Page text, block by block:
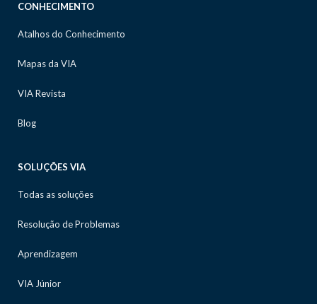
CONHECIMENTO
Atalhos do Conhecimento
Mapas da VIA
VIA Revista
Blog
SOLUÇÕES VIA
Todas as soluções
Resolução de Problemas
Aprendizagem
VIA Júnior